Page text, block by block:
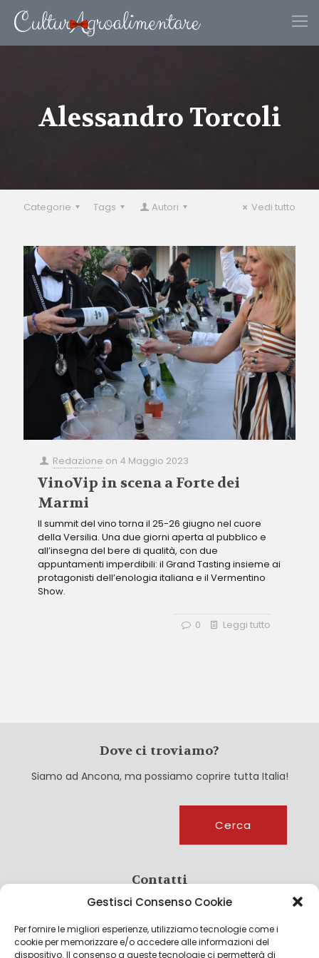
Gestisci Consenso Cookie
Per fornire le migliori esperienze, utilizziamo tecnologie come i
cookie per memorizzare e/o accedere alle informazioni del
dispositivo. Il consenso a queste tecnologie ci permetterà di
Alessandro Torcoli
Categorie Tags Autori Vedi tutto
Redazione on 4 Maggio 2023
VinoVip in scena a Forte dei
Marmi
Il summit del vino torna il 25-26 giugno nel cuore
della Versilia. Una due giorni aperta al pubblico e
all’insegna del bere di qualità, con due
appuntamenti imperdibili: il Grand Tasting insieme ai
protagonisti dell’enologia italiana e il Vermentino
Show.
0 Leggi tutto
Dove ci troviamo?
Siamo ad Ancona, ma possiamo coprire tutta Italia!
Cerca
Contatti
info@culturagroalimentare.com